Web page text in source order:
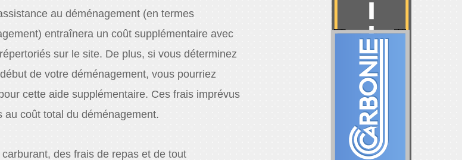
au déménagement (en termes
entraînera un coût supplémentaire avec
sur le site. De plus, si vous déterminez
de votre déménagement, vous pourriez
cette aide supplémentaire. Ces frais imprévus
coût total du déménagement.
des frais de repas et de tout